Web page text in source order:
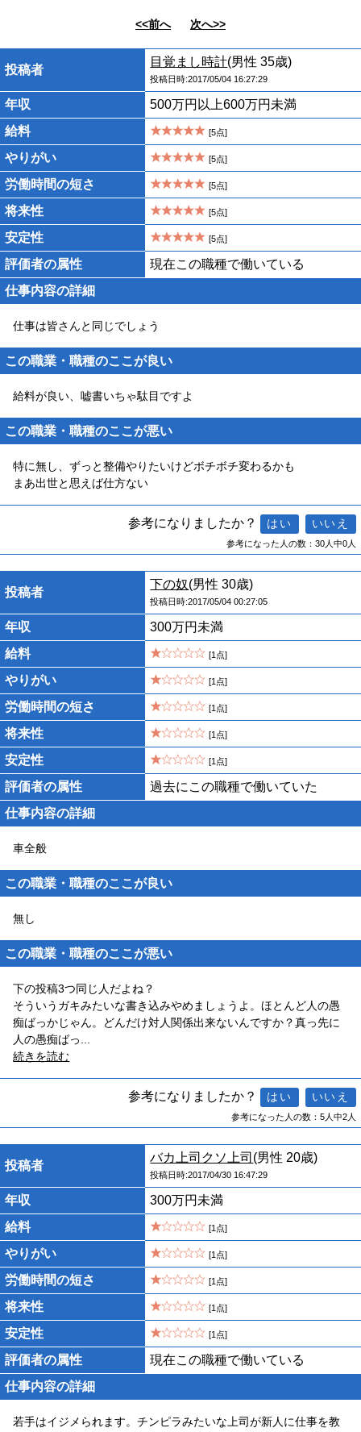
<<前へ 次へ>>
投稿者
目覚まし時計(男性 35歳)
投稿日時:2017/05/04 16:27:29
年収
500万円以上600万円未満
給料
[5点]
やりがい [5点]
労働時間の短さ [5点]
将来性 [5点]
安定性 [5点]
評価者の属性
現在この職種で働いている
仕事内容の詳細
仕事は皆さんと同じでしょう
この職業・職種のここが良い
給料が良い、嘘書いちゃ駄目ですよ
この職業・職種のここが悪い
特に無し、ずっと整備やりたいけどボチボチ変わるかも
まあ出世と思えば仕方ない
参考になりましたか？
参考になった人の数：30人中0人
投稿者
下の奴(男性 30歳)
投稿日時:2017/05/04 00:27:05
年収
300万円未満
給料
[1点]
やりがい [1点]
労働時間の短さ [1点]
将来性 [1点]
安定性 [1点]
評価者の属性
過去にこの職種で働いていた
仕事内容の詳細
車全般
この職業・職種のここが良い
無し
この職業・職種のここが悪い
下の投稿3つ同じ人だよね？
そういうガキみたいな書き込みやめましょうよ。ほとんど人の愚
痴ばっかじゃん。どんだけ対人関係出来ないんですか？真っ先に
人の愚痴ばっ
続きを読む
参考になりましたか？
参考になった人の数：5人中2人
投稿者
バカ上司クソ上司 (男性 20歳)
投稿日時:2017/04/30 16:47:29
年収
300万円未満
給料
[1点]
やりがい [1点]
労働時間の短さ [1点]
将来性 [1点]
安定性 [1点]
評価者の属性
現在この職種で働いている
仕事内容の詳細
若手はイジメられます。チンピラみたいな上司が新人に仕事を教